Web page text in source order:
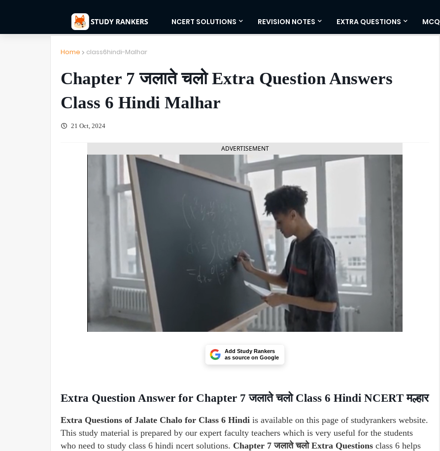
NCERT SOLUTIONS REVISION NOTES EXTRA QUESTIONS MCQ
Home class6hindi-Malhar
Chapter 7 जलाते चलो Extra Question Answers
Class 6 Hindi Malhar
21 Oct, 2024
ADVERTISEMENT
Add Study Rankers
as source on Google
Extra Question Answer for Chapter 7 जलाते चलो Class 6 Hindi NCERT मल्हार
Extra Questions of Jalate Chalo for Class 6 Hindi is available on this page of studyrankers website.
This study material is prepared by our expert faculty teachers which is very useful for the students
who need to study class 6 hindi ncert solutions. Chapter 7 जलाते चलो Extra Questions class 6 helps